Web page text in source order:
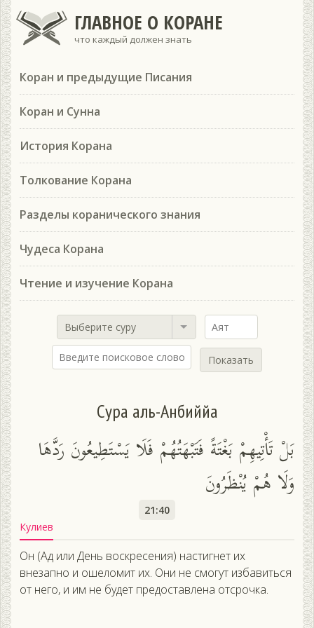
ГЛАВНОЕ О КОРАНЕ
что каждый должен знать
Коран и предыдущие Писания
Коран и Сунна
История Корана
Толкование Корана
Разделы коранического знания
Чудеса Корана
Чтение и изучение Корана
Выберите суру
Показать
Сура аль-Анбиййа
بَلْ تَأْتِيهِمْ بَغْتَةً فَتَبْهَتُهُمْ فَلَا يَسْتَطِيعُونَ رَدَّهَا
وَلَا هُمْ يُنْظَرُونَ
21:40
Кулиев
Он (Ад или День воскресения) настигнет их
внезапно и ошеломит их. Они не смогут избавиться
от него, и им не будет предоставлена отсрочка.